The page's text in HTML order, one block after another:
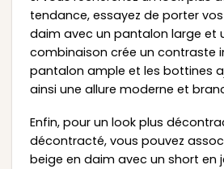
tendance, essayez de porter
daim avec un pantalon large et
combinaison crée un contraste
pantalon ample et les bottines
ainsi une allure moderne et
Enfin, pour un look plus
décontracté, vous pouvez
beige en daim avec un short en